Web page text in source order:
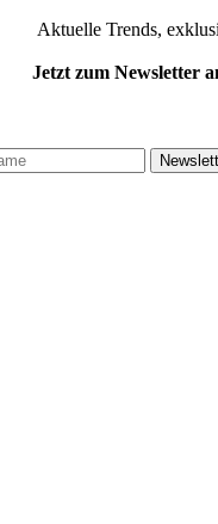
Aktuelle Trends,
Jetzt zum Newsletter